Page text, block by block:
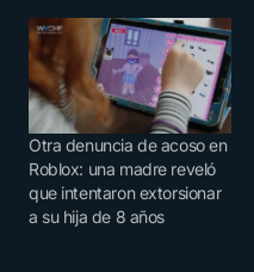
Otra denuncia de acoso en
Roblox: una madre reveló
que intentaron extorsionar
a su hija de 8 años